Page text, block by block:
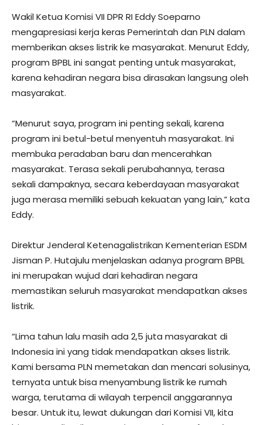
Wakil Ketua Komisi VII DPR RI Eddy Soeparno
mengapresiasi kerja keras Pemerintah dan PLN dalam
memberikan akses listrik ke masyarakat. Menurut Eddy,
program BPBL ini sangat penting untuk masyarakat,
karena kehadiran negara bisa dirasakan langsung oleh
masyarakat.
“Menurut saya, program ini penting sekali, karena
program ini betul-betul menyentuh masyarakat. Ini
membuka peradaban baru dan mencerahkan
masyarakat. Terasa sekali perubahannya, terasa
sekali dampaknya, secara keberdayaan masyarakat
juga merasa memiliki sebuah kekuatan yang lain,” kata
Eddy.
Direktur Jenderal Ketenagalistrikan Kementerian ESDM
Jisman P. Hutajulu menjelaskan adanya program BPBL
ini merupakan wujud dari kehadiran negara
memastikan seluruh masyarakat mendapatkan akses
listrik.
“Lima tahun lalu masih ada 2,5 juta masyarakat di
Indonesia ini yang tidak mendapatkan akses listrik.
Kami bersama PLN memetakan dan mencari solusinya,
ternyata untuk bisa menyambung listrik ke rumah
warga, terutama di wilayah terpencil anggarannya
besar. Untuk itu, lewat dukungan dari Komisi VII, kita